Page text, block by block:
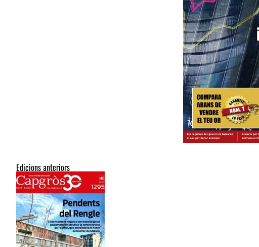
Edicions anteriors